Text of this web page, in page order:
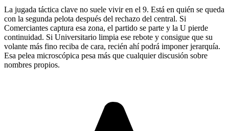
La jugada táctica clave no suele vivir en el 9. Está en quién se queda
con la segunda pelota después del rechazo del central. Si
Comerciantes captura esa zona, el partido se parte y la U pierde
continuidad. Si Universitario limpia ese rebote y consigue que su
volante más fino reciba de cara, recién ahí podrá imponer jerarquía.
Esa pelea microscópica pesa más que cualquier discusión sobre
nombres propios.